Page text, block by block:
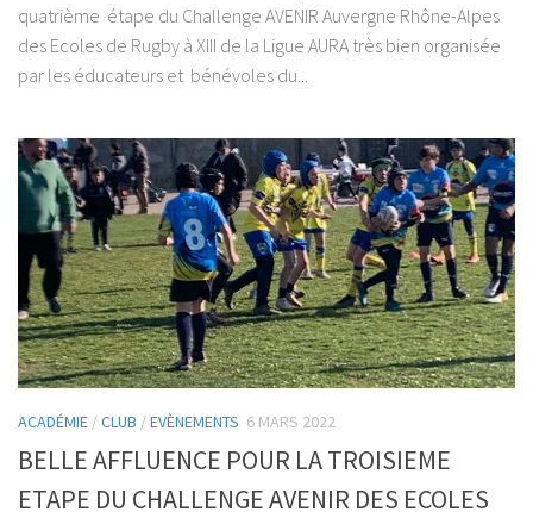
quatrième étape du Challenge AVENIR Auvergne Rhône-Alpes
des Ecoles de Rugby à XIII de la Ligue AURA très bien organisée
par les éducateurs et bénévoles du...
ACADÉMIE /CLUB /EVÈNEMENTS 6 MARS 2022
BELLE AFFLUENCE POUR LA TROISIEME
ETAPE DU CHALLENGE AVENIR DES ECOLES